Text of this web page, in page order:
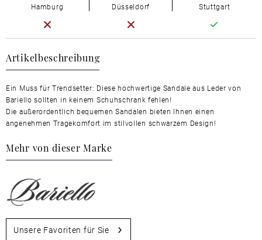
Artikelbeschreibung
Ein Muss für Trendsetter: Diese hochwertige Sandale aus Leder von
Bariello sollten in keinem Schuhschrank fehlen!
Die außerordentlich bequemen Sandalen bieten Ihnen einen
angenehmen Tragekomfort im stilvollen schwarzem Design!
Mehr von dieser Marke
Unsere Favoriten für Sie
Hamburg Düsseldorf Stuttgart